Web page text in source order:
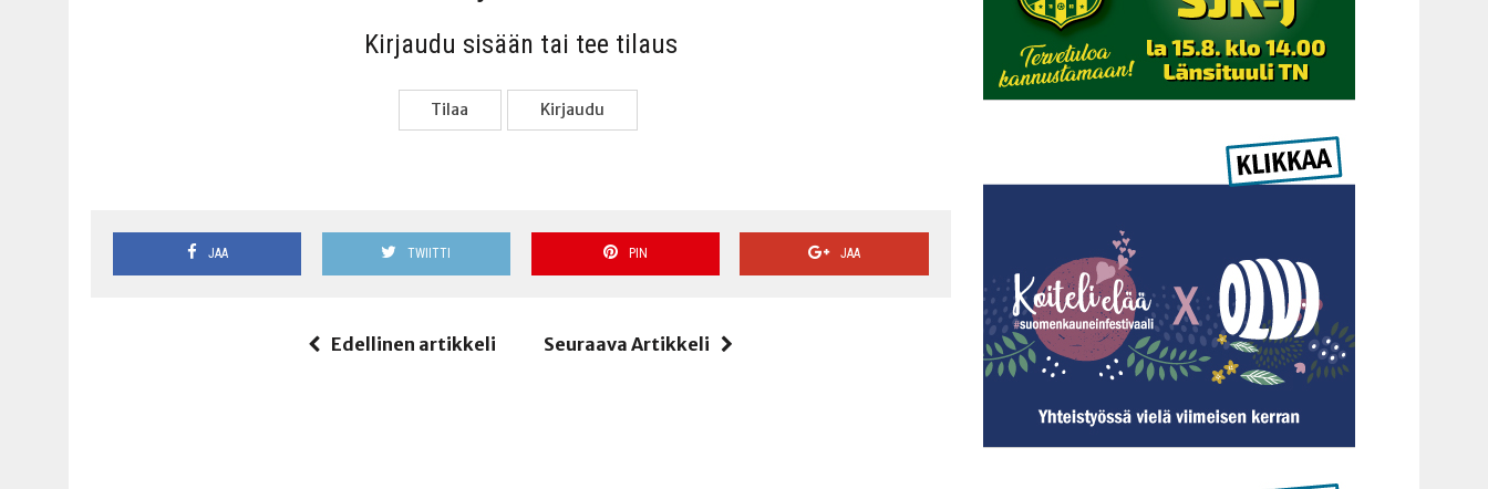
Kir­jau­du sisään tai tee tilaus
Tilaa Kir­jau­du
JAA TWIITTI PIN JAA
Edellinen artikkeli Seuraava Artikkeli